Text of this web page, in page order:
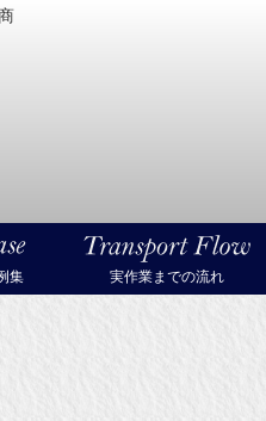
集 実作業までの流れ